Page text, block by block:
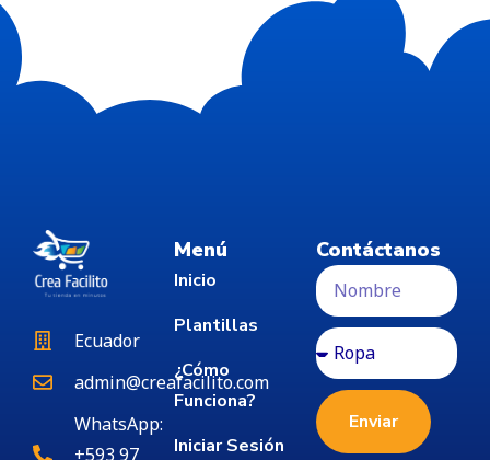
Ecuador
admin@creafacilito.com
WhatsApp:
+593 97
Menú
Inicio
Plantillas
¿Cómo
Funciona?
Iniciar Sesión
Contáctanos
Enviar